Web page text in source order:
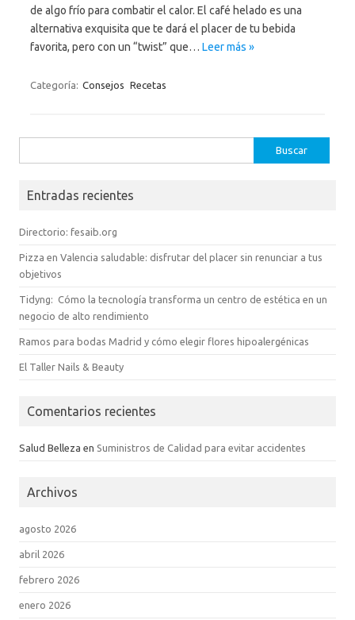
de algo frío para combatir el calor. El café helado es una
alternativa exquisita que te dará el placer de tu bebida
favorita, pero con un “twist” que… Leer más »
Categoría: Consejos Recetas
Entradas recientes
Directorio: fesaib.org
Pizza en Valencia saludable: disfrutar del placer sin renunciar a tus
objetivos
Tidyng: Cómo la tecnología transforma un centro de estética en un
negocio de alto rendimiento
Ramos para bodas Madrid y cómo elegir flores hipoalergénicas
El Taller Nails & Beauty
Comentarios recientes
Salud Belleza en Suministros de Calidad para evitar accidentes
Archivos
agosto 2026
abril 2026
febrero 2026
enero 2026